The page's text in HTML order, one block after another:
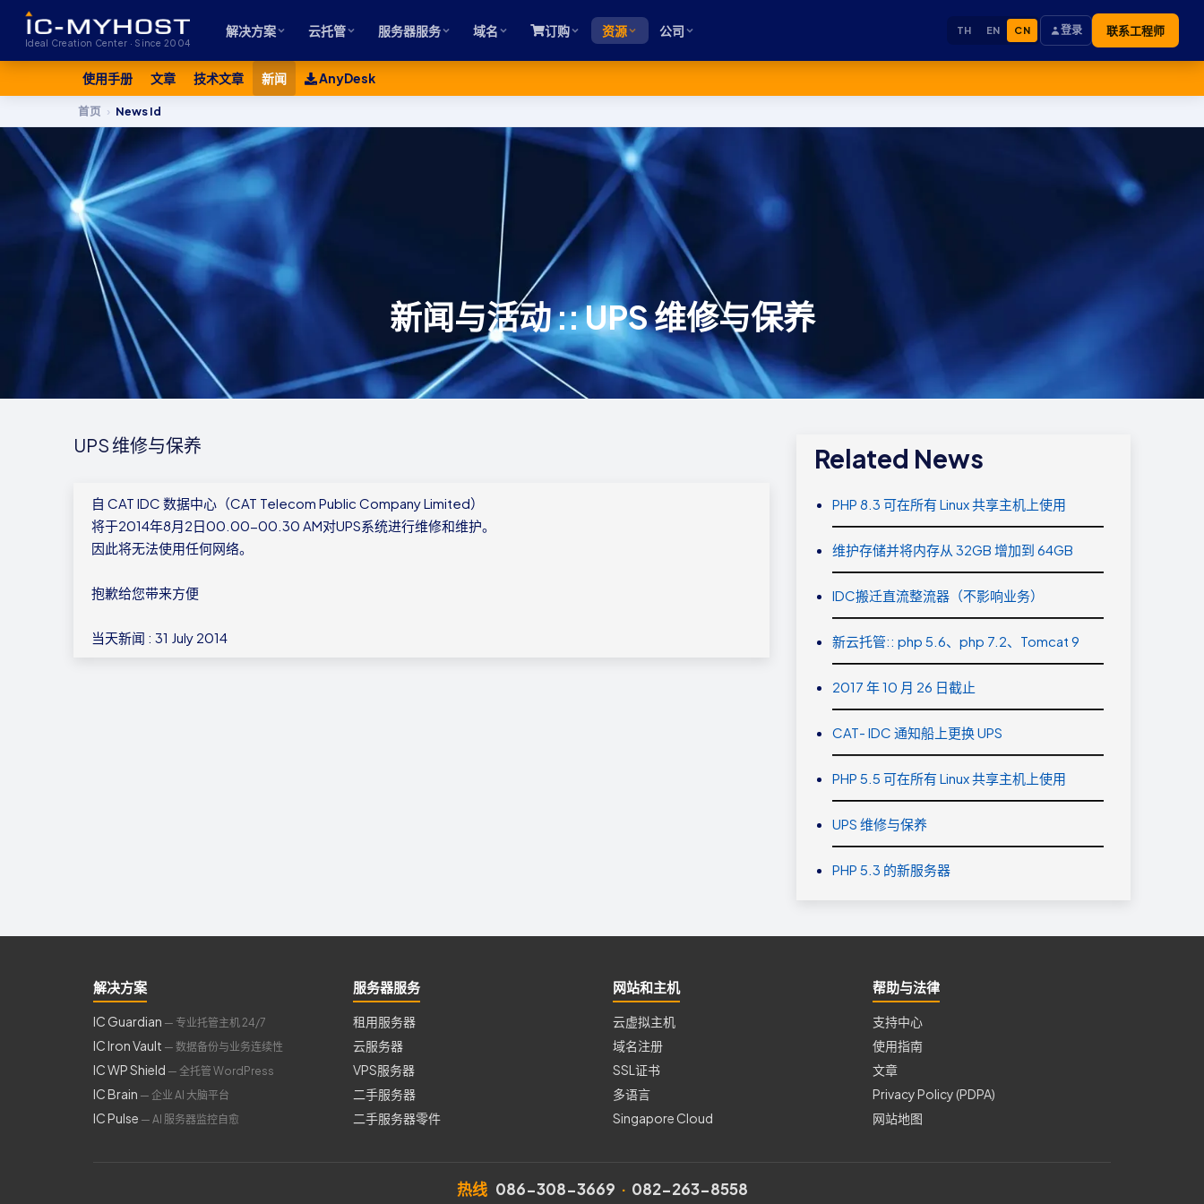
Ideal Creation Center · Since 2004
解决方案 云托管 服务器服务 域名 订购 资源 公司 TH EN CN 登录 联系工程师
使用手册 文章 技术文章 新闻 AnyDesk
首页 › News Id
新闻与活动 :: UPS 维修与保养
UPS 维修与保养
自 CAT IDC 数据中心（CAT Telecom Public Company Limited）
将于2014年8月2日00.00-00.30 AM对UPS系统进行维修和维护。
因此将无法使用任何网络。
抱歉给您带来方便
当天新闻 : 31 July 2014
Related News
PHP 8.3 可在所有 Linux 共享主机上使用
维护存储并将内存从 32GB 增加到 64GB
IDC搬迁直流整流器（不影响业务）
新云托管:: php 5.6、php 7.2、Tomcat 9
2017 年 10 月 26 日截止
CAT- IDC 通知船上更换 UPS
PHP 5.5 可在所有 Linux 共享主机上使用
UPS 维修与保养
PHP 5.3 的新服务器
解决方案
IC Guardian — 专业托管主机 24/7
IC Iron Vault — 数据备份与业务连续性
IC WP Shield — 全托管 WordPress
IC Brain — 企业 AI 大脑平台
IC Pulse — AI 服务器监控自愈
服务器服务
租用服务器
云服务器
VPS服务器
二手服务器
二手服务器零件
网站和主机
云虚拟主机
域名注册
SSL证书
多语言
Singapore Cloud
帮助与法律
支持中心
使用指南
文章
Privacy Policy (PDPA)
网站地图
热线 086-308-3669 · 082-263-8558